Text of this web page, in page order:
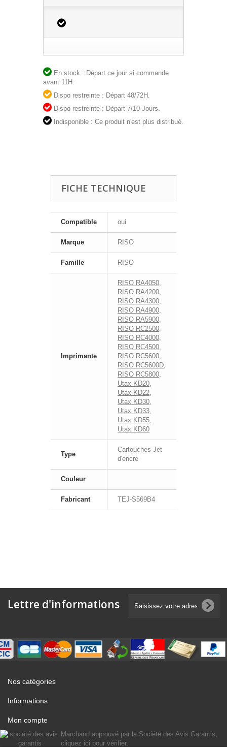
En stock : Départ ce jour si commande
avant 11H.
Dispo restreinte : Départ 48/72H.
Dispo restreinte : Départ 7/10 Jours.
Indisponible : Ce produit n'est plus distribué.
FICHE TECHNIQUE
Compatible oui
Marque RISO
Famille RISO
Imprimante
RISO RA4050,
RISO RA4200,
RISO RA4300,
RISO RA4900,
RISO RA5900,
RISO RC2500,
RISO RC4000,
RISO RC4500,
RISO RC5600,
RISO RC5600D,
RISO RC5800,
Utax KD20,
Utax KD22,
Utax KD30,
Utax KD33,
Utax KD55,
Utax KD60
Type
Cartouches Jet
d'encre
Couleur
Fabricant TEJ-S569B4
Lettre d'informations
Nos catégories
Informations
Mon compte
Marchand approuvé par la Société des Avis Garantis,
cliquez ici pour vérifier.